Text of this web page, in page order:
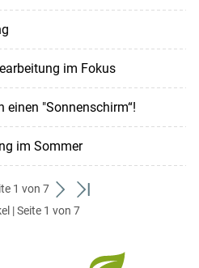
im Fokus
einen "Sonnenschirm“!
im Sommer
1 von 7
weiter
zum
zum
| Seite 1 von 7